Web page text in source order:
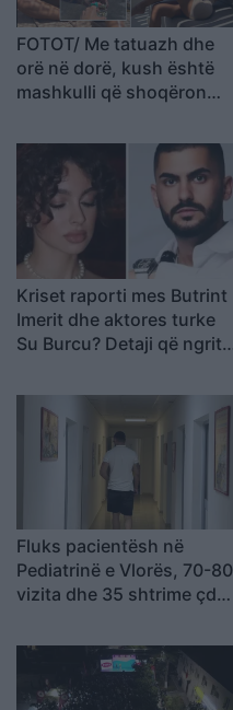
FOTOT/ Me tatuazh dhe
orë në dorë, kush është
mashkulli që shoqëron
pushime?!
Kriset raporti mes Butrint
Imerit dhe aktores turke
Su Burcu? Detaji që ngriti
Fluks pacientësh në
Pediatrinë e Vlorës, 70-80
vizita dhe 35 shtrime çdo